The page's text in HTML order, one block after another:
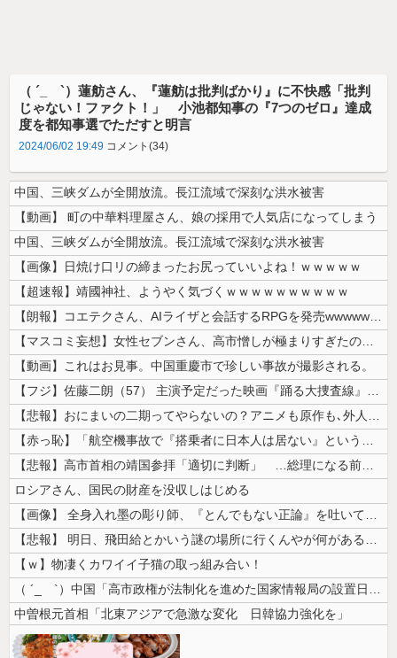
（ ´_ゝ`）蓮舫さん、『蓮舫は批判ばかり』に不快感「批判
じゃない！ファクト！」 小池都知事の『7つのゼロ』達成
度を都知事選でただすと明言
2024/06/02 19:49 コメント(34)
中国、三峡ダムが全開放流。長江流域で深刻な洪水被害
【動画】 町の中華料理屋さん、娘の採用で人気店になってしまう
中国、三峡ダムが全開放流。長江流域で深刻な洪水被害
【画像】日焼け口リの締まったお尻っていいよね！ｗｗｗｗｗ
【超速報】靖國神社、ようやく気づくｗｗｗｗｗｗｗｗｗｗ
【朗報】コエテクさん、AIライザと会話するRPGを発売wwwwwwww...
【マスコミ妄想】女性セブンさん、高市憎しが極まりすぎたのか、過去一級の...
【動画】これはお見事。中国重慶市で珍しい事故が撮影される。
【フジ】佐藤二朗（57） 主演予定だった映画『踊る大捜査線』スピンオフ...
【悲報】おにまいの二期ってやらないの？アニメも原作も､外人からも人気あ...
【赤っ恥】「航空機事故で『搭乗者に日本人は居ない』という発表は嫌い。人...
【悲報】高市首相の靖国参拝「適切に判断」 …総理になる前の昨年は参拝
ロシアさん、国民の財産を没収しはじめる
【画像】 全身入れ墨の彫り師、『とんでもない正論』を吐いて30万再生さ...
【悲報】 明日、飛田給とかいう謎の場所に行くんやが何があるんや????...
【ｗ】物凄くカワイイ子猫の取っ組み合い！
（ ´_ゝ`）中国「高市政権が法制化を進めた国家情報局の設置日が7月3...
中曽根元首相「北東アジアで急激な変化 日韓協力強化を」